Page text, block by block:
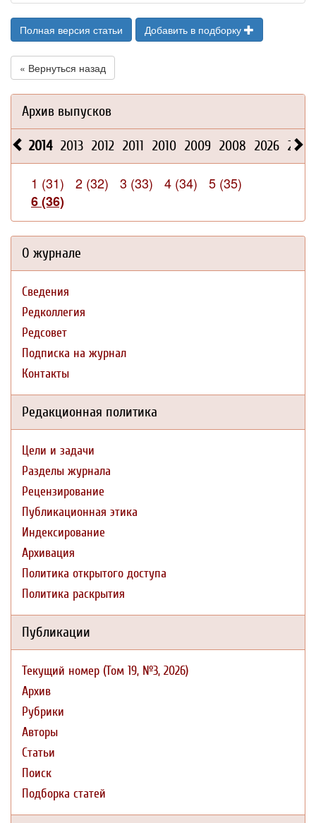
Полная версия статьи Добавить в подборку
« Вернуться назад
Архив выпусков
2014 2013 2012 2011 2010 2009 2008 2026 2025
1 (31) 2 (32) 3 (33) 4 (34)
5 (35)
6 (36)
О журнале
Сведения
Редколлегия
Редсовет
Подписка на журнал
Контакты
Редакционная политика
Цели и задачи
Разделы журнала
Рецензирование
Публикационная этика
Индексирование
Архивация
Политика открытого доступа
Политика раскрытия
Публикации
Текущий номер (Том 19, №3, 2026)
Архив
Рубрики
Авторы
Статьи
Поиск
Подборка статей